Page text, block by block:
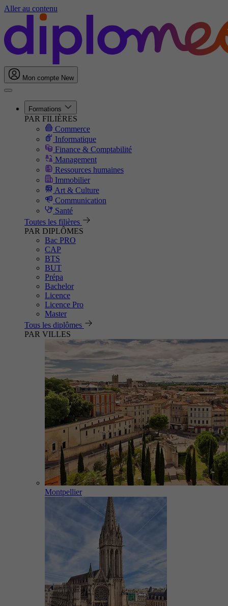
Aller au contenu
Mon compte New
Formations
PAR FILIÈRES
Commerce
Informatique
Finance & Comptabilité
Management
Ressources humaines
Immobilier
Art & Culture
Communication
Santé
Toutes les filières
PAR DIPLÔMES
Bac PRO
CAP
BTS
BUT
Prépa
Bachelor
Licence
Licence Pro
Master
Tous les diplômes
PAR VILLES
Montpellier